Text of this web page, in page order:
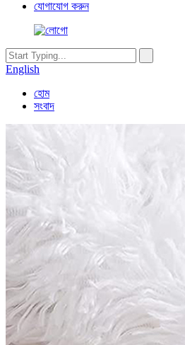
যোগাযোগ করুন
English
হোম
সংবাদ